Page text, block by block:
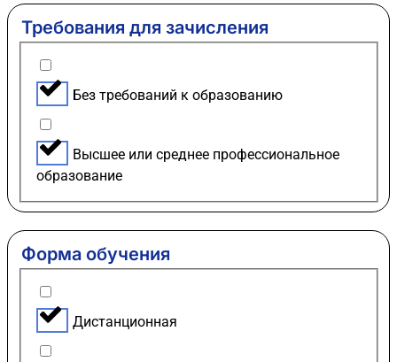
Требования для зачисления
Без требований к образованию
Высшее или среднее профессиональное
образование
Форма обучения
Дистанционная